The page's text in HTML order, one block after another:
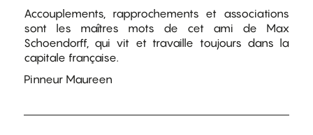
Accouplements, rapprochements et associations
sont les maîtres mots de cet ami de Max
Schoendorff, qui vit et travaille toujours dans la
capitale française.
Pinneur Maureen